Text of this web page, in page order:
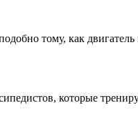
тому, как
которые